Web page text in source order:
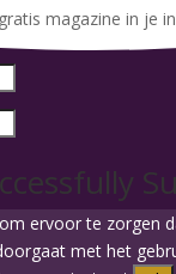
magazine in je
ervoor te zorgen
met het